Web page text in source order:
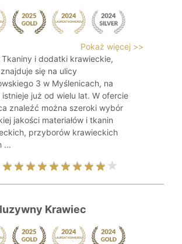
Pokaż więcej >>
Tkaniny i dodatki krawieckie,
się na ulicy
3 w Myślenicach, na
istnieje już od wielu lat. W ofercie
znaleźć można szeroki wybór
jakości materiałów i tkanin
przyborów krawieckich
...
Krawiec